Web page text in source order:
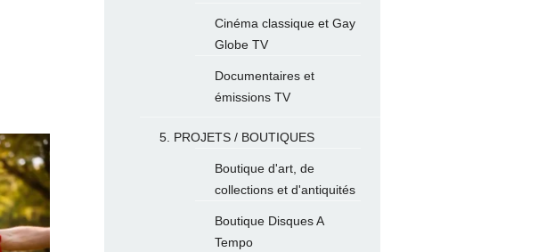
Cinéma classique et Gay
Globe TV
Documentaires et
émissions TV
5. PROJETS / BOUTIQUES
Boutique d'art, de
collections et d'antiquités
Boutique Disques A
Tempo